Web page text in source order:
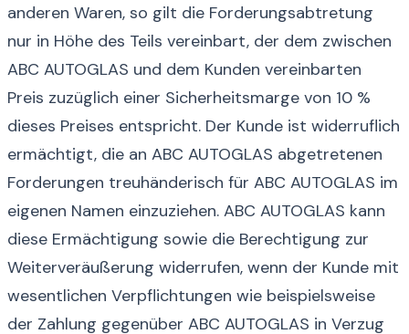
anderen Waren, so gilt die Forderungsabtretung
nur in Höhe des Teils vereinbart, der dem zwischen
ABC AUTOGLAS und dem Kunden vereinbarten
Preis zuzüglich einer Sicherheitsmarge von 10 %
dieses Preises entspricht. Der Kunde ist widerruflich
ermächtigt, die an ABC AUTOGLAS abgetretenen
Forderungen treuhänderisch für ABC AUTOGLAS im
eigenen Namen einzuziehen. ABC AUTOGLAS kann
diese Ermächtigung sowie die Berechtigung zur
Weiterveräußerung widerrufen, wenn der Kunde mit
wesentlichen Verpflichtungen wie beispielsweise
der Zahlung gegenüber ABC AUTOGLAS in Verzug